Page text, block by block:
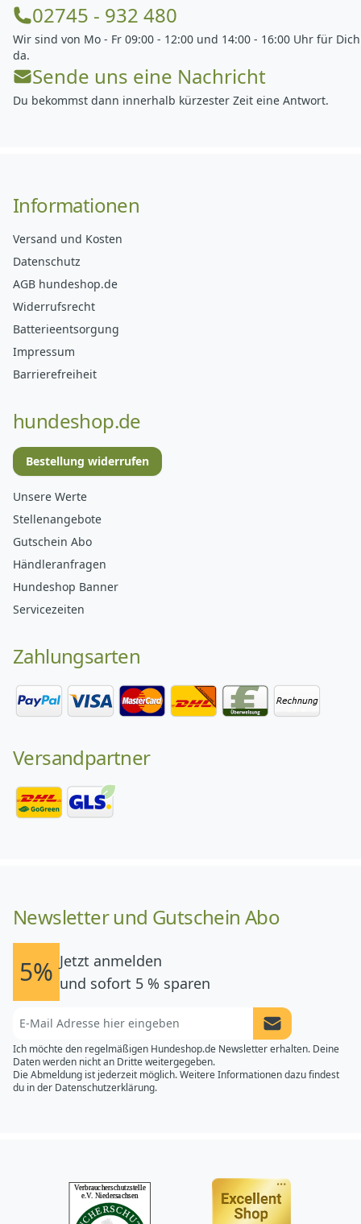
02745 - 932 480
Wir sind von Mo - Fr 09:00 - 12:00 und 14:00 - 16:00 Uhr für Dich
da.
Sende uns eine Nachricht
Du bekommst dann innerhalb kürzester Zeit eine Antwort.
Informationen
Versand und Kosten
Datenschutz
AGB hundeshop.de
Widerrufsrecht
Batterieentsorgung
Impressum
Barrierefreiheit
hundeshop.de
Bestellung widerrufen
Unsere Werte
Stellenangebote
Gutschein Abo
Händleranfragen
Hundeshop Banner
Servicezeiten
Zahlungsarten
Versandpartner
Newsletter und Gutschein Abo
5% Jetzt anmelden
und sofort 5 % sparen
Newsletter
Ich möchte den regelmäßigen Hundeshop.de Newsletter erhalten. Deine
Daten werden nicht an Dritte weitergegeben.
Die Abmeldung ist jederzeit möglich. Weitere Informationen dazu findest
du in der Datenschutzerklärung.